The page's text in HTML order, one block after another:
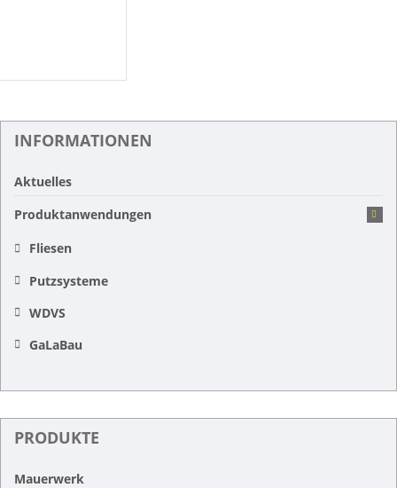
INFORMATIONEN
Aktuelles
Produktanwendungen
Fliesen
Putzsysteme
WDVS
GaLaBau
PRODUKTE
Mauerwerk